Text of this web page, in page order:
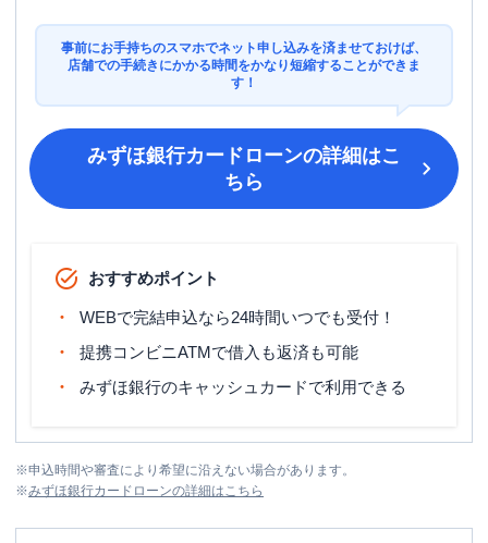
事前にお手持ちのスマホでネット申し込みを済ませておけば、
店舗での手続きにかかる時間をかなり短縮することができま
す！
みずほ銀行カードローンの詳細はこ
ちら
おすすめポイント
WEBで完結申込なら24時間いつでも受付！
提携コンビニATMで借入も返済も可能
みずほ銀行のキャッシュカードで利用できる
※申込時間や審査により希望に沿えない場合があります。
※みずほ銀行カードローンの詳細はこちら